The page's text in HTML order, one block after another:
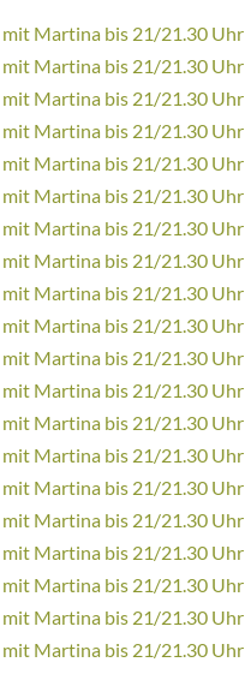
mit Martina bis 21/21.30 Uhr
mit Martina bis 21/21.30 Uhr
mit Martina bis 21/21.30 Uhr
mit Martina bis 21/21.30 Uhr
mit Martina bis 21/21.30 Uhr
mit Martina bis 21/21.30 Uhr
mit Martina bis 21/21.30 Uhr
mit Martina bis 21/21.30 Uhr
mit Martina bis 21/21.30 Uhr
mit Martina bis 21/21.30 Uhr
mit Martina bis 21/21.30 Uhr
mit Martina bis 21/21.30 Uhr
mit Martina bis 21/21.30 Uhr
mit Martina bis 21/21.30 Uhr
mit Martina bis 21/21.30 Uhr
mit Martina bis 21/21.30 Uhr
mit Martina bis 21/21.30 Uhr
mit Martina bis 21/21.30 Uhr
mit Martina bis 21/21.30 Uhr
mit Martina bis 21/21.30 Uhr